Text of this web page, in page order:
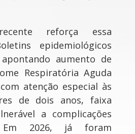
reforça essa
epidemiológicos
aumento de
Respiratória Aguda
atenção especial às
de dois anos, faixa
a complicações
Em 2026, já foram